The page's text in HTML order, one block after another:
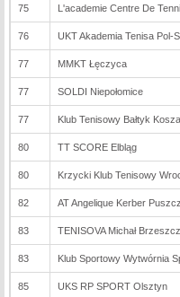
75 L'academie Centre De
76 UKT Akademia Tenisa Pol-
77 MMKT Łęczyca
77 SOLDI Niepołomice
77 Klub Tenisowy Bałtyk
80 TT SCORE Elbląg
80 Krzycki Klub Tenisowy
82 AT Angelique Kerber
83 TENISOVA Michał
83 Klub Sportowy Wytwórnia
85 UKS RP SPORT Olsztyn